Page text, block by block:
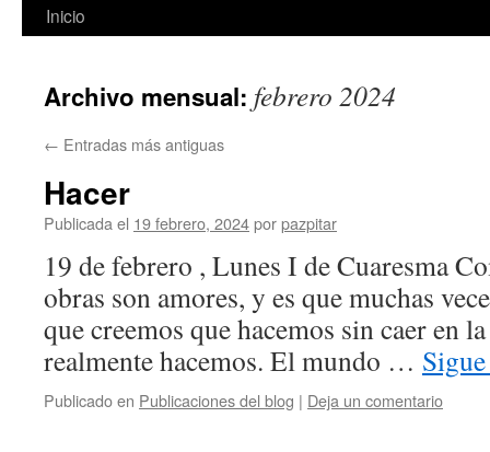
Inicio
Archivo mensual: febrero 2024
← Entradas más antiguas
Hacer
Publicada el 19 febrero, 2024porpazpitar
19 de febrero , Lunes I de Cuaresma
obras son amores, y es que muchas
que creemos que hacemos sin caer en
realmente hacemos. El mundo …
Publicado en Publicaciones del blog | Deja un comentario